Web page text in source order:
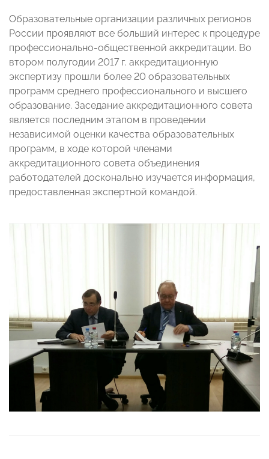
Образовательные организации различных регионов
России проявляют все больший интерес к процедуре
профессионально-общественной аккредитации. Во
втором полугодии 2017 г. аккредитационную
экспертизу прошли более 20 образовательных
программ среднего профессионального и высшего
образование. Заседание аккредитационного совета
является последним этапом в проведении
независимой оценки качества образовательных
программ, в ходе которой членами
аккредитационного совета объединения
работодателей досконально изучается информация,
предоставленная экспертной командой.